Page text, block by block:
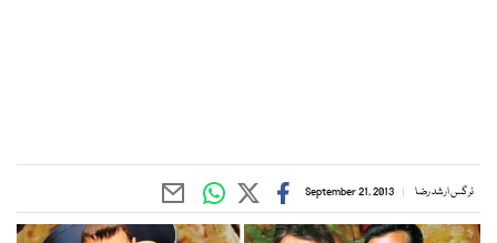
نرگس ارشد رضا September 21, 2013